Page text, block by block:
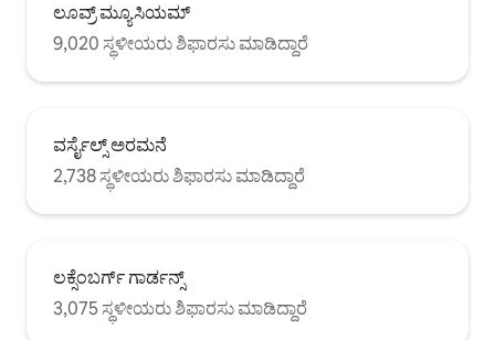
ಲೂವ್ರ್ ಮ್ಯೂಸಿಯಮ್
9,020 ಸ್ಥಳೀಯರು ಶಿಫಾರಸು ಮಾಡಿದ್ದಾರೆ
ವರ್ಸೈಲ್ಸ್ ಅರಮನೆ
2,738 ಸ್ಥಳೀಯರು ಶಿಫಾರಸು ಮಾಡಿದ್ದಾರೆ
ಲಕ್ಸೆಂಬರ್ಗ್ ಗಾರ್ಡನ್ಸ್
3,075 ಸ್ಥಳೀಯರು ಶಿಫಾರಸು ಮಾಡಿದ್ದಾರೆ